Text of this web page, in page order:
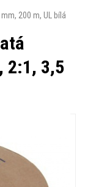
200 m, UL bílá
2:1, 3,5